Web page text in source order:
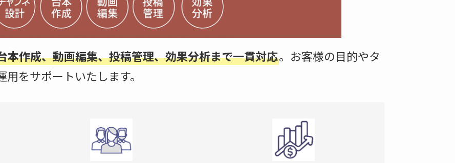
本作成、動画編集、投稿管理、効果分析まで一貫対応。お客様の目的やタ
をサポートいたします。